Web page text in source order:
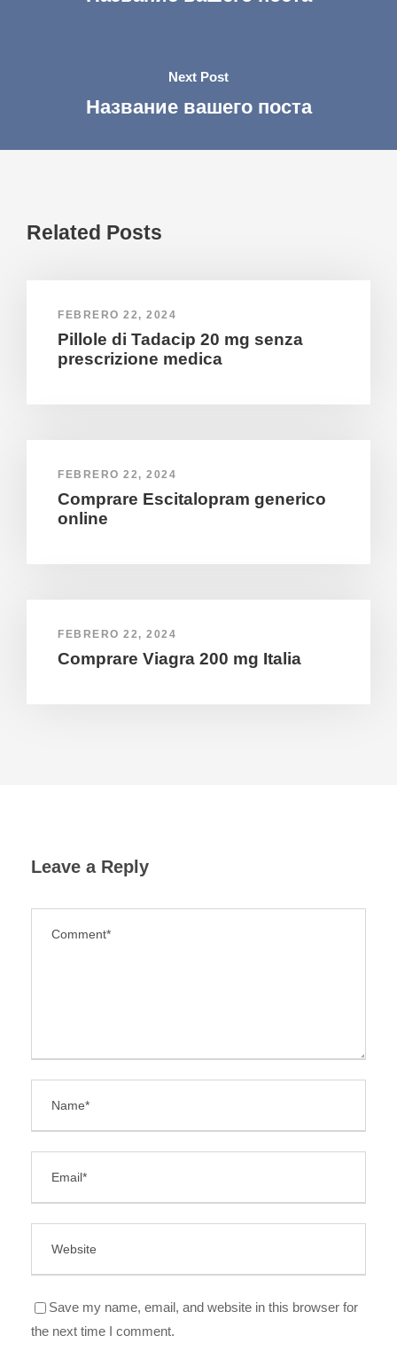
Next Post
Название вашего поста
Related Posts
FEBRERO 22, 2024
Pillole di Tadacip 20 mg senza
prescrizione medica
FEBRERO 22, 2024
Comprare Escitalopram generico
online
FEBRERO 22, 2024
Comprare Viagra 200 mg Italia
Leave a Reply
Save my name, email, and website in this browser for
the next time I comment.